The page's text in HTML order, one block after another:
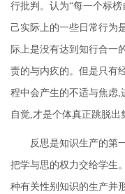
行批判。认为“每一个标榜
己实际上的一些日常行为
际上是没有达到知行合一
责的与内疚的。但是只有
程中会产生的不适与焦虑,
自觉,才是个体真正跳脱出
反思是知识生产的第
把学与思的权力交给学生
种有关性别知识的生产并